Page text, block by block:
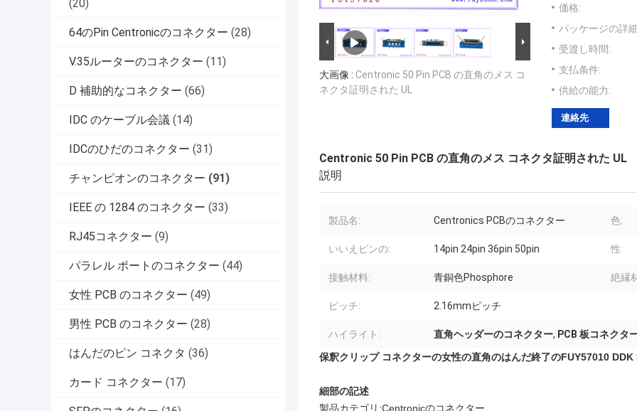
(20)
64のPin Centronicのコネクター (28)
V.35ルーターのコネクター (11)
D 補助的なコネクター (66)
IDC のケーブル会議 (14)
IDCのひだのコネクター (31)
チャンピオンのコネクター (91)
IEEE の 1284 のコネクター (33)
RJ45コネクター (9)
パラレル ポートのコネクター (44)
女性 PCB のコネクター (49)
男性 PCB のコネクター (28)
はんだのピン コネクタ (36)
カード コネクター (17)
大画像 : Centronic 50 Pin PCB の直角のメス コ
ネクタ証明された UL
価格:
パッケージの詳
受渡し時間:
支払条件:
供給の能力:
連絡先
Centronic 50 Pin PCB の直角のメス コネクタ証明された UL
説明
製品名: Centronics PCBのコネクター 色:
いいえピンの: 14pin 24pin 36pin 50pin 性:
接触材料: 青銅色Phosphore 絶縁
ピッチ: 2.16mmピッチ
ハイライト: 直角ヘッダーのコネクター, PCB 板コネクタ
保釈クリップ コネクターの女性の直角のはんだ終了のFUY57010
細部の記述
製品カテゴリ:Centronicのコネクター